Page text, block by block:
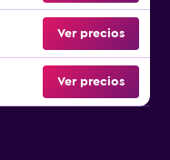
Ver precios
Ver precios